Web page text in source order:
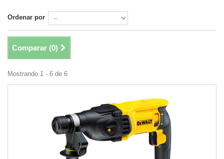
Ordenar por
Comparar (0)
Mostrando 1 - 6 de 6